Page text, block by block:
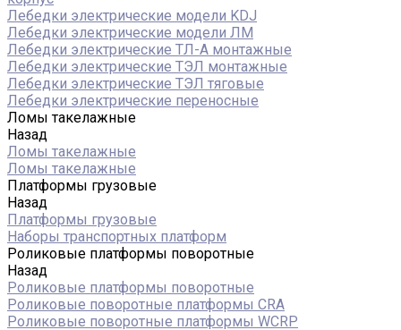
Лебедки электрические модели KDJ
Лебедки электрические модели ЛМ
Лебедки электрические ТЛ-А монтажные
Лебедки электрические ТЭЛ монтажные
Лебедки электрические ТЭЛ тяговые
Лебедки электрические переносные
Ломы такелажные
Назад
Ломы такелажные
Ломы такелажные
Платформы грузовые
Назад
Платформы грузовые
Наборы транспортных платформ
Роликовые платформы поворотные
Назад
Роликовые платформы поворотные
Роликовые поворотные платформы CRA
Роликовые поворотные платформы WCRP